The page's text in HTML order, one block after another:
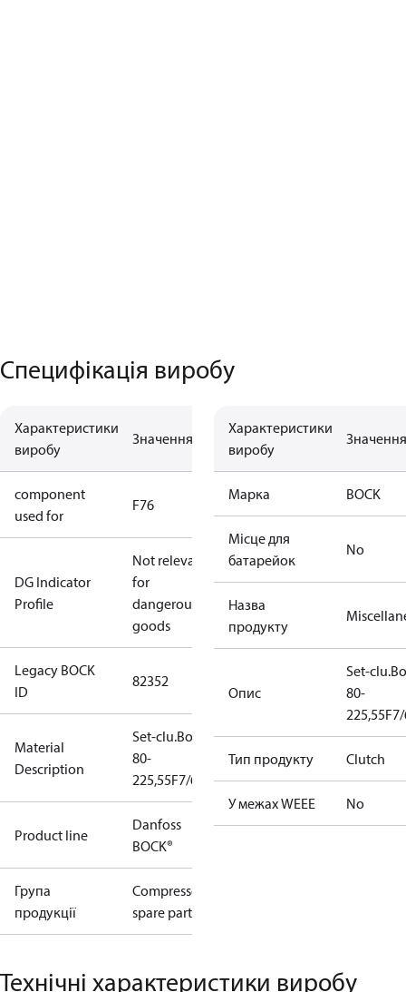
Специфікація виробу
Характеристики
виробу
Значення
component
used for
F76
DG Indicator
Profile
Not relevant
for
dangerous
goods
Legacy BOCK
ID
82352
Material
Description
Set-clu.BoWex
80-
225,55F7/60H7
Product line
Danfoss
BOCK®
Група
продукції
Compressors
spare parts
Характеристики
виробу
Значення
Марка BOCK
Місце для
батарейок
No
Назва
продукту
Опис
Set-
80-
Тип продукту Clutch
У межах WEEE No
Технічні характеристики виробу